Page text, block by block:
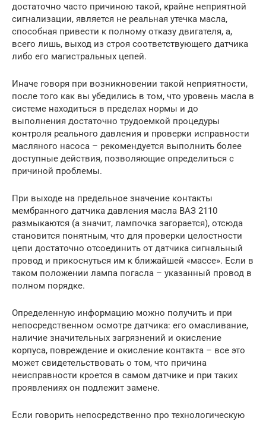
достаточно часто причиною такой, крайне неприятной
сигнализации, является не реальная утечка масла,
способная привести к полному отказу двигателя, а,
всего лишь, выход из строя соответствующего датчика
либо его магистральных цепей.
Иначе говоря при возникновении такой неприятности,
после того как вы убедились в том, что уровень масла в
системе находиться в пределах нормы и до
выполнения достаточно трудоемкой процедуры
контроля реального давления и проверки исправности
масляного насоса – рекомендуется выполнить более
доступные действия, позволяющие определиться с
причиной проблемы.
При выходе на предельное значение контакты
мембранного датчика давления масла ВАЗ 2110
размыкаются (а значит, лампочка загорается), отсюда
становится понятным, что для проверки целостности
цепи достаточно отсоединить от датчика сигнальный
провод и прикоснуться им к ближайшей «массе». Если в
таком положении лампа погасла – указанный провод в
полном порядке.
Определенную информацию можно получить и при
непосредственном осмотре датчика: его омасливание,
наличие значительных загрязнений и окисление
корпуса, повреждение и окисление контакта – все это
может свидетельствовать о том, что причина
неисправности кроется в самом датчике и при таких
проявлениях он подлежит замене.
Если говорить непосредственно про технологическую